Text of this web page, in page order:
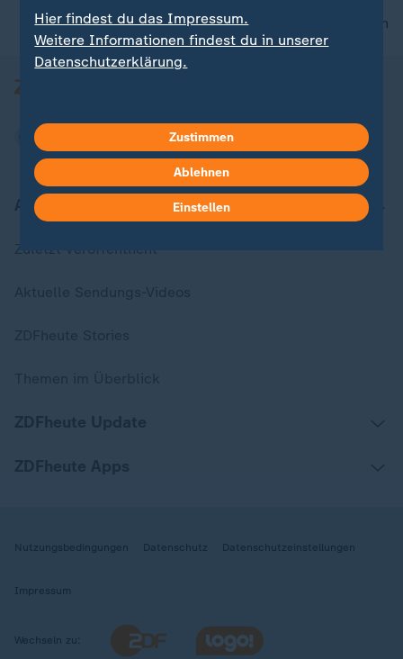
nach oben
Aktuell bei ZDFheute
Zuletzt veröffentlicht
Nutzungsbedingungen Datenschutz Datenschutzeinstellungen
Impressum
Wechseln zu:
Hier findest du das Impressum.
Weitere Informationen findest du in unserer
Datenschutzerklärung.
Zustimmen
Ablehnen
Einstellen